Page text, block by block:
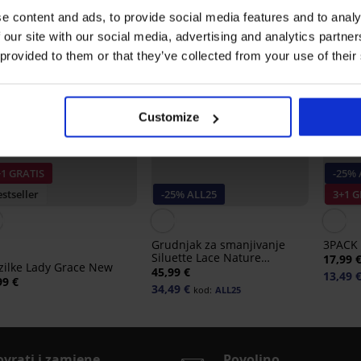
content and ads, to provide social media features and to
site with our social media, advertising and analytics
to them or that they’ve collected from your use of
Customize
GRATIS
Lady Grace New
€
-25% ALL25
Grudnjak za smanjivanje
Siluette Lace Nature
nepodstavljeni
45,99 €
34,49 € kod: ALL25
-25%
3+1
17,99 €
13,49 €